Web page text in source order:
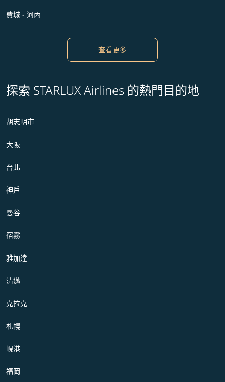
費城 - 河內
查看更多
探索 STARLUX Airlines 的熱門目的地
胡志明市
大阪
台北
神戶
曼谷
宿霧
雅加達
清邁
克拉克
札幌
峴港
福岡